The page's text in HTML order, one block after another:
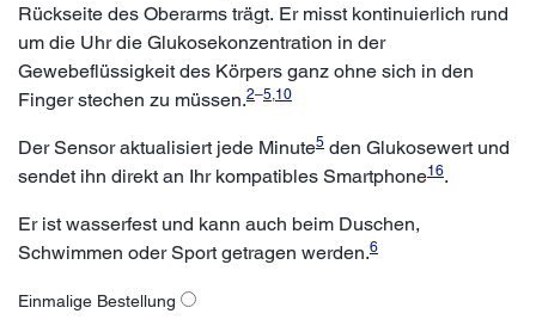
Rückseite des Oberarms trägt. Er misst kontinuierlich rund
um die Uhr die Glukosekonzentration in der
Gewebeflüssigkeit des Körpers ganz ohne sich in den
Finger stechen zu müssen.2–5 10
Der Sensor aktualisiert jede Minute5 den Glukosewert und
sendet ihn direkt an Ihr kompatibles Smartphone16.
Er ist wasserfest und kann auch beim Duschen,
Schwimmen oder Sport getragen werden.6
Einmalige Bestellung